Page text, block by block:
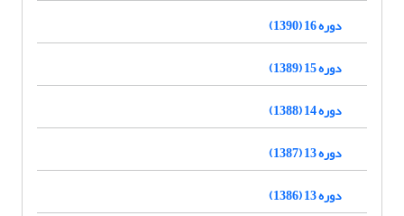
دوره 16 (1390)
دوره 15 (1389)
دوره 14 (1388)
دوره 13 (1387)
دوره 13 (1386)